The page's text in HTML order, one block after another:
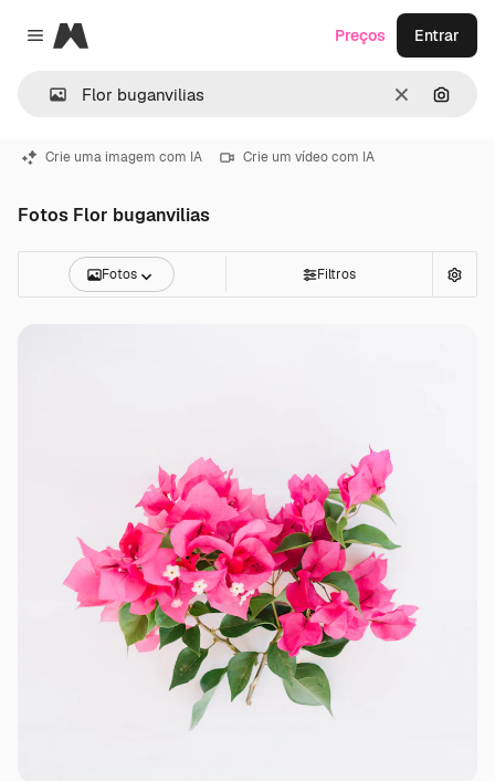
Close menu
Magnific
Limpar
Preços Entrar
Crie uma imagem com IA Crie um vídeo com IA
Fotos Flor buganvilias
Fotos Filtros